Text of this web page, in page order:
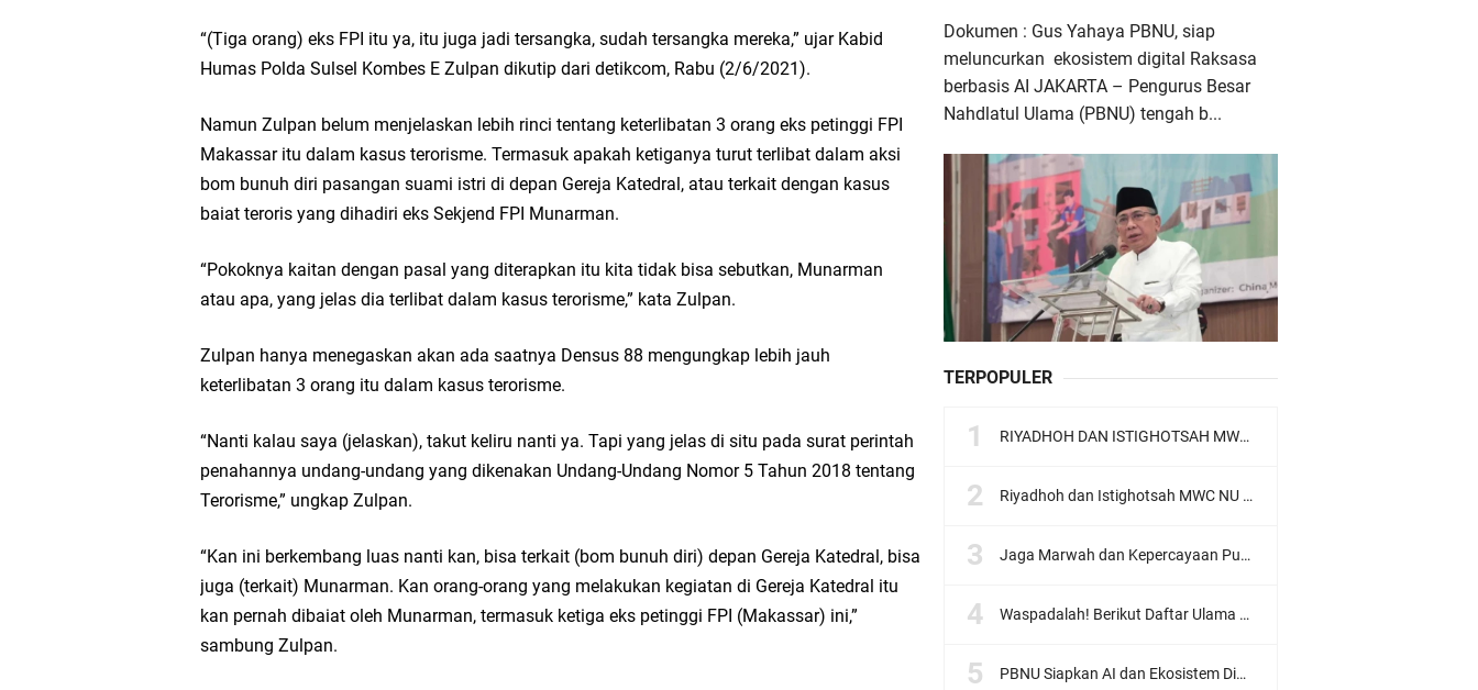
“(Tiga orang) eks FPI itu ya, itu juga jadi tersangka, sudah tersangka mereka,” ujar Kabid
Humas Polda Sulsel Kombes E Zulpan dikutip dari detikcom, Rabu (2/6/2021).
Namun Zulpan belum menjelaskan lebih rinci tentang keterlibatan 3 orang eks petinggi FPI
Makassar itu dalam kasus terorisme. Termasuk apakah ketiganya turut terlibat dalam aksi
bom bunuh diri pasangan suami istri di depan Gereja Katedral, atau terkait dengan kasus
baiat teroris yang dihadiri eks Sekjend FPI Munarman.
“Pokoknya kaitan dengan pasal yang diterapkan itu kita tidak bisa sebutkan, Munarman
atau apa, yang jelas dia terlibat dalam kasus terorisme,” kata Zulpan.
Zulpan hanya menegaskan akan ada saatnya Densus 88 mengungkap lebih jauh
keterlibatan 3 orang itu dalam kasus terorisme.
“Nanti kalau saya (jelaskan), takut keliru nanti ya. Tapi yang jelas di situ pada surat perintah
penahannya undang-undang yang dikenakan Undang-Undang Nomor 5 Tahun 2018 tentang
Terorisme,” ungkap Zulpan.
“Kan ini berkembang luas nanti kan, bisa terkait (bom bunuh diri) depan Gereja Katedral, bisa
juga (terkait) Munarman. Kan orang-orang yang melakukan kegiatan di Gereja Katedral itu
kan pernah dibaiat oleh Munarman, termasuk ketiga eks petinggi FPI (Makassar) ini,”
sambung Zulpan.
Dokumen : Gus Yahaya PBNU, siap
meluncurkan ekosistem digital Raksasa
berbasis AI JAKARTA – Pengurus Besar
Nahdlatul Ulama (PBNU) tengah b...
TERPOPULER
RIYADHOH DAN ISTIGHOTSAH MWC NU LOWOKWARU Menyambut Muktamar NU ke-35, Meneguhkan Sanad Laku Para Muassis
Riyadhoh dan Istighotsah MWC NU Lowokwaru: Menguatkan Doa, Menjalin Ukhuwah Menyambut Muktamar NU ke-35
Jaga Marwah dan Kepercayaan Publik, Ratusan Guru Ngaji Kota Malang Serukan Deklarasi Ramah Anak
Waspadalah! Berikut Daftar Ulama Wahabi di Seluruh Dunia dan Karya-karyanya
PBNU Siapkan AI dan Ekosistem Digital "Satu Ranah Digital untuk Ulama", Siap Diluncurkan dalam Waktu Dekat!